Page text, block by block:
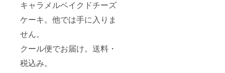
キャラメルベイクドチーズ
ケーキ。他では手に入りま
せん。
クール便でお届け。送料・
税込み。